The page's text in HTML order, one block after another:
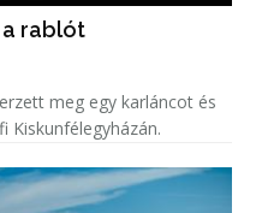
rablót
meg egy karláncot és
Kiskunfélegyházán.